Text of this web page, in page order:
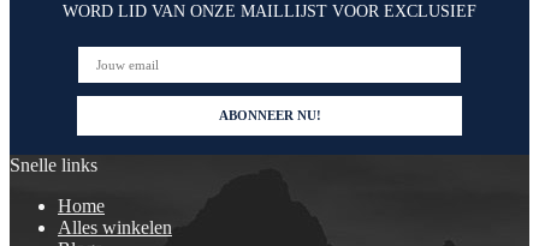
WORD LID VAN ONZE MAILLIJST VOOR EXCLUSIEF
Snelle links
Home
Alles winkelen